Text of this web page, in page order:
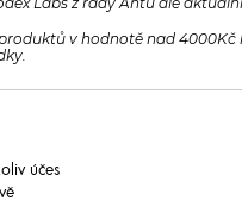
Labs z řady Antü dle
v hodnotě nad
účes